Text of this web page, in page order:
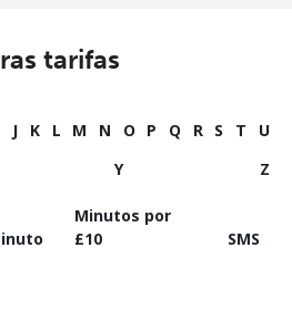
tarifas
J K L M N O P Q R S T
U
Y Z
Minutos por
⁦£10⁩
SMS